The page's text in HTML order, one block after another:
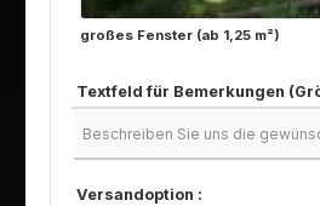
großes Fenster (ab 1,25 m²)
Textfeld für Bemerkungen
Versandoption :